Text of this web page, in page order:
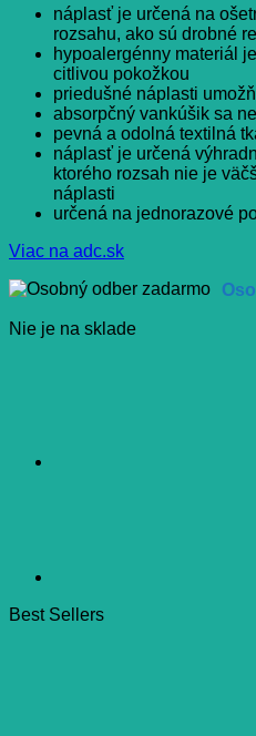
náplasť je určená na
rozsahu, ako sú drobné
hypoalergénny materiál
citlivou pokožkou
priedušné náplasti
absorpčný vankúšik sa
pevná a odolná textilná
náplasť je určená
ktorého rozsah nie je
náplasti
určená na jednorazové
Viac na adc.sk
Nie je na sklade
Best Sellers